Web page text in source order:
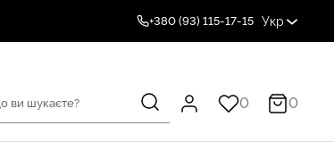
+380 (93) 115-17-15 Укр
0 0